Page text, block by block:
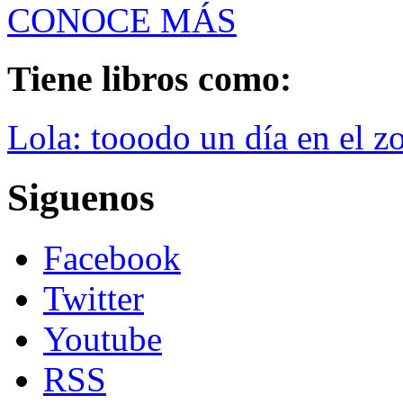
CONOCE MÁS
Tiene libros como:
Lola: tooodo un día en el
Siguenos
Facebook
Twitter
Youtube
RSS